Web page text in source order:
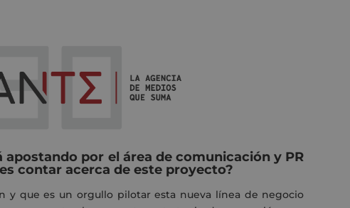
apostando por el área de comunicación y PR
contar acerca de este proyecto?
y que es un orgullo pilotar esta nueva línea de negocio